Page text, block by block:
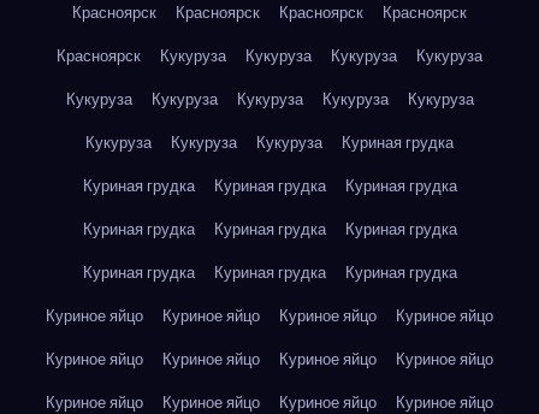
Красноярск
Красноярск Красноярск
Красноярск
Красноярск
Кукуруза Кукуруза Кукуруза
Кукуруза
Кукуруза
Кукуруза Кукуруза Кукуруза
Кукуруза
Кукуруза
Кукуруза Кукуруза
Куриная грудка
Куриная грудка
Куриная грудка
Куриная грудка
Куриная грудка
Куриная грудка
Куриная грудка
Куриная грудка
Куриная грудка
Куриная грудка
Куриное яйцо
Куриное яйцо Куриное яйцо
Куриное яйцо
Куриное яйцо
Куриное яйцо Куриное яйцо
Куриное яйцо
Куриное яйцо
Куриное яйцо Куриное яйцо
Куриное яйцо